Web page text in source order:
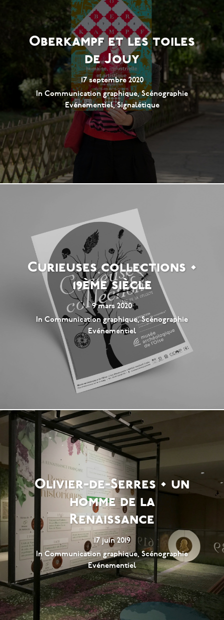
Oberkampf et les toiles
de Jouy
17 septembre 2020
In Communication graphique,Scénographie
Evénementiel,Signalétique
Curieuses collections •
19ème siècle
9 mars 2020
In Communication graphique,Scénographie
Evénementiel
Olivier-de-Serres • un
homme de la
Renaissance
17 juin 2019
In Communication graphique,Scénographie
Evénementiel